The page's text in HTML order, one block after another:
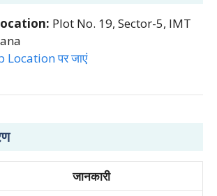
Plot No. 19, Sector-5, IMT
पर जाएं
जानकारी